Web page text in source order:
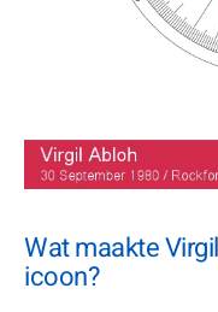
Wat maakte
icoon?